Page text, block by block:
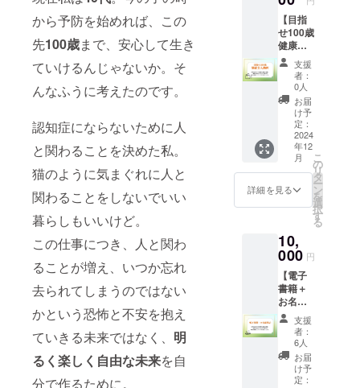
から予防を始めれば、この
先100歳まで、安心して生き
ていけるんじゃないか。そ
んなふうに考えたのです。
認知症にならないために人
と関わることを決めた私。
猫のように気まぐれに人と
関わることをしないでいい
暮らしもいいけど。
この仕事につき、人と関わ
ることが増え、いつか忘れ
去られてしまうのではない
かという恐怖と不安を抱え
ていきる未来ではなく、 明
るく楽しく自由な未来を自
分で作るために。
籍は
2024年
12月頃
出版予
定で
す。 ※
電子書
籍は
メール
にてダ
ウン
ロード
できる
をお送
りしま
ロード
期間：
ダウン
ロード
期間が
設定さ
れてい
ますの
で、指
定の期
間内に
ダウン
法など
詳細は
メール
にてご
連絡さ
せてい
ただき
ます。
※電子書
籍は
2024年
12月頃
出版予
定で
す。 ※
にてダ
ウン
ロード
できる
リンク
をお送
りしま
す。 ※
ダウン
ロード
期間：
ダウン
やサ
ポート
が受け
られま
す。 提
供方法:
SNSグ
ループ
の招待
リンク
をメー
ルで送
信。認
証後に
グルー
供時
期：
2024年
10月予
定
【目指
せ100歳
健康美
人動
画】 日
常生活
ででき
る簡単
な運動
と食
事。睡
眠の質
をあげ
る方法
に関す
る特別
コンテ
ンツを
お届け
しま
す。 提
供方法:
動画閲
覧リン
クを
メール
で送
信。 提
支援
者：
0人
お届
け予
定：
2024
年12
月
詳細を見る
こ
の
リ
タ
ー
ン
を
選
択
す
る
10,
000 円
【電子
書籍＋
お名前
掲示】
【電子
書籍＋
個人ス
ポン
サー】
支援
者：
6人
お届
け予
定：